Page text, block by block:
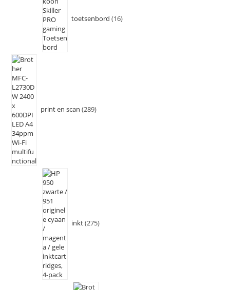
toetsenbord 16
print en scan 289
inkt 275